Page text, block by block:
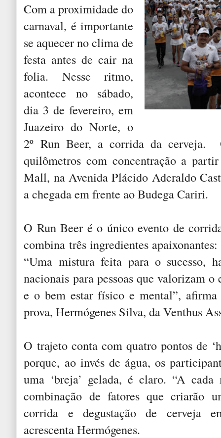
Com a proximidade do
carnaval, é importante
se aquecer no clima de
festa antes de cair na
folia. Nesse ritmo,
acontece no sábado,
dia 3 de fevereiro, em
Juazeiro do Norte, o
2º Run Beer, a corrida da cerveja.
quilômetros com concentração a
Mall, na Avenida Plácido Aderaldo
a chegada em frente ao Budega Cariri.
O Run Beer é o único evento de
combina três ingredientes
“Uma mistura feita para o sucesso,
nacionais para pessoas que valorizam
e o bem estar físico e mental”, afirma
prova, Hermógenes Silva, da Venthus
O trajeto conta com quatro pontos de
porque, ao invés de água, os
uma ‘breja’ gelada, é claro. “A
combinação de fatores que criarão
corrida e degustação de cerveja
acrescenta Hermógenes.